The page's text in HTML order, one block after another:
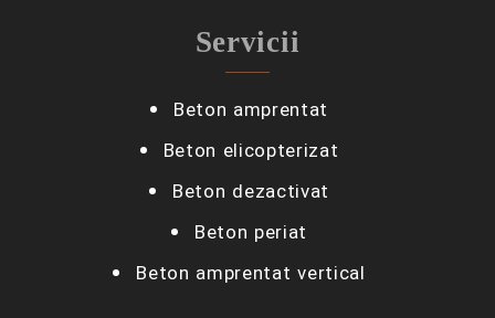
Servicii
Beton amprentat
Beton elicopterizat
Beton dezactivat
Beton periat
Beton amprentat vertical